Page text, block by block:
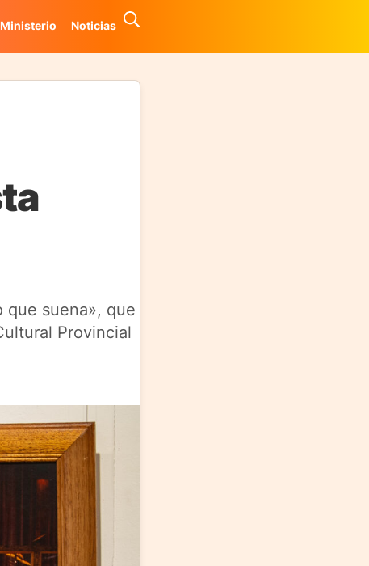
Ministerio Noticias
que suena», que
Provincial